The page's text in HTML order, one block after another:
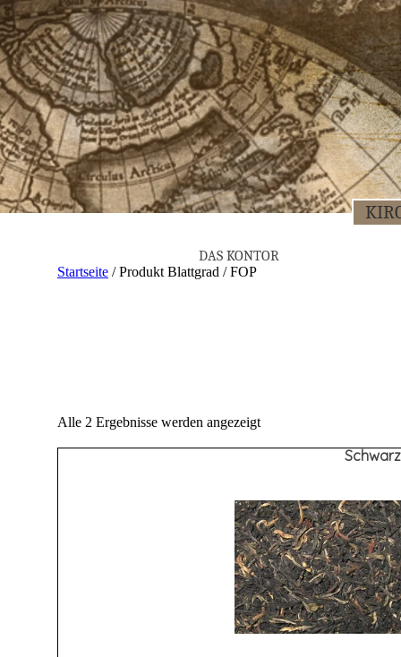
DAS KON­TOR
Startseite / Produkt Blattgrad / FOP
Alle 2 Ergebnisse werden angezeigt